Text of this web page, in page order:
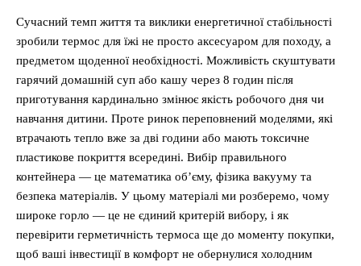
Сучасний темп життя та виклики енергетичної стабільності
зробили термос для їжі не просто аксесуаром для походу, а
предметом щоденної необхідності. Можливість скуштувати
гарячий домашній суп або кашу через 8 годин після
приготування кардинально змінює якість робочого дня чи
навчання дитини. Проте ринок переповнений моделями, які
втрачають тепло вже за дві години або мають токсичне
пластикове покриття всередині. Вибір правильного
контейнера — це математика об’єму, фізика вакууму та
безпека матеріалів. У цьому матеріалі ми розберемо, чому
широке горло — це не єдиний критерій вибору, і як
перевірити герметичність термоса ще до моменту покупки,
щоб ваші інвестиції в комфорт не обернулися холодним